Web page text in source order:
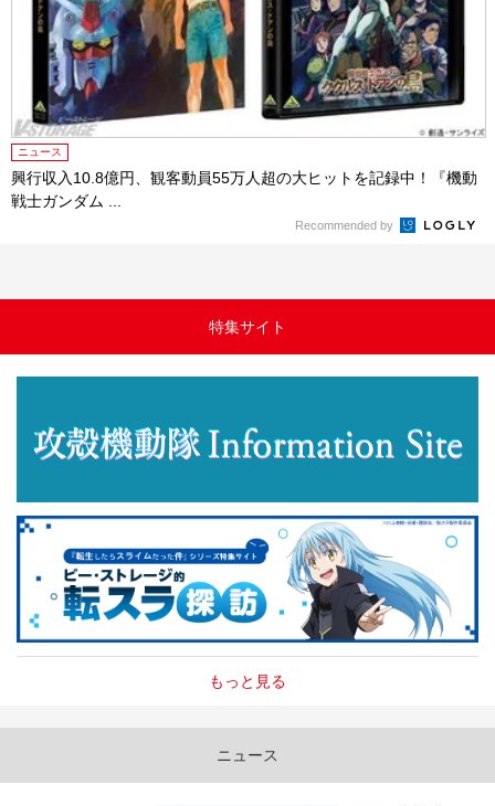
ニュース
興行収入10.8億円、観客動員55万人超の大ヒットを記録中！『機動
戦士ガンダム ...
Recommended by
特集サイト
もっと見る
ニュース